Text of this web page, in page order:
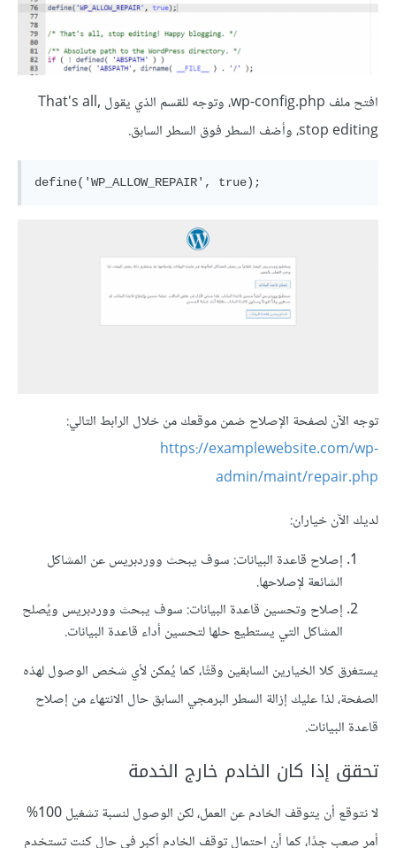
افتح ملف wp-config.php، وتوجه للقسم الذي يقول That's all,
stop editing، وأضف السطر فوق السطر السابق.
توجه الآن لصفحة الإصلاح ضمن موقعك من خلال الرابط التالي:
https://examplewebsite.com/wp-
admin/maint/repair.php
لديك الآن خياران:
إصلاح قاعدة البيانات: سوف يبحث ووردبريس عن المشاكل
الشائعة لإصلاحها.
إصلاح وتحسين قاعدة البيانات: سوف يبحث ووردبريس ويُصلح
المشاكل التي يستطيع حلها لتحسين أداء قاعدة البيانات.
يستغرق كلا الخيارين السابقين وقتًا، كما يُمكن لأي شخص الوصول لهذه
الصفحة، لذا عليك إزالة السطر البرمجي السابق حال الانتهاء من إصلاح
قاعدة البيانات.
تحقق إذا كان الخادم خارج الخدمة
لا نتوقع أن يتوقف الخادم عن العمل، لكن الوصول لنسبة تشغيل 100%
أمر صعب جدًا، كما أن احتمال توقف الخادم أكبر في حال كنت تستخدم